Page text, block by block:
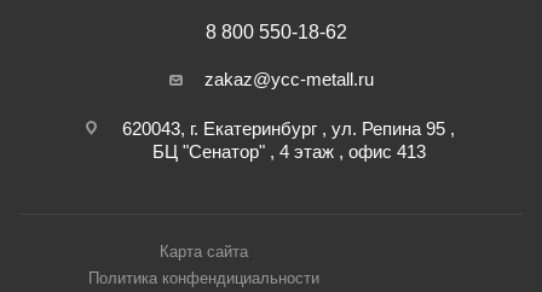
8 800 550-18-62
zakaz@ycc-metall.ru
620043, г. Екатеринбург , ул. Репина 95 ,
БЦ "Сенатор" , 4 этаж , офис 413
Карта сайта
Политика конфендициальности